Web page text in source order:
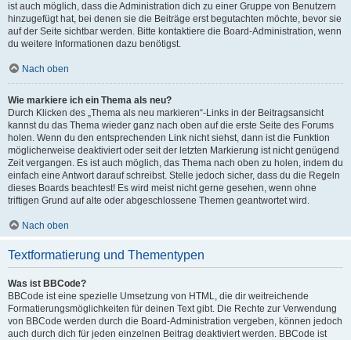
ist auch möglich, dass die Administration dich zu einer Gruppe von Benutzern
hinzugefügt hat, bei denen sie die Beiträge erst begutachten möchte, bevor sie
auf der Seite sichtbar werden. Bitte kontaktiere die Board-Administration, wenn
du weitere Informationen dazu benötigst.
Nach oben
Wie markiere ich ein Thema als neu?
Durch Klicken des „Thema als neu markieren“-Links in der Beitragsansicht
kannst du das Thema wieder ganz nach oben auf die erste Seite des Forums
holen. Wenn du den entsprechenden Link nicht siehst, dann ist die Funktion
möglicherweise deaktiviert oder seit der letzten Markierung ist nicht genügend
Zeit vergangen. Es ist auch möglich, das Thema nach oben zu holen, indem du
einfach eine Antwort darauf schreibst. Stelle jedoch sicher, dass du die Regeln
dieses Boards beachtest! Es wird meist nicht gerne gesehen, wenn ohne
triftigen Grund auf alte oder abgeschlossene Themen geantwortet wird.
Nach oben
Textformatierung und Thementypen
Was ist BBCode?
BBCode ist eine spezielle Umsetzung von HTML, die dir weitreichende
Formatierungsmöglichkeiten für deinen Text gibt. Die Rechte zur Verwendung
von BBCode werden durch die Board-Administration vergeben, können jedoch
auch durch dich für jeden einzelnen Beitrag deaktiviert werden. BBCode ist